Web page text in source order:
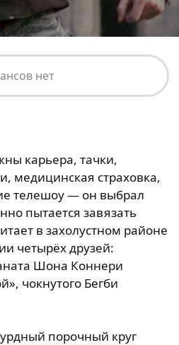
нет
карьера, тачки,
медицинская страховка,
телешоу — он выбрал
пытается завязать
в захолустном районе
четырёх друзей:
Шона Коннери
чокнутого Бегби
порочный круг